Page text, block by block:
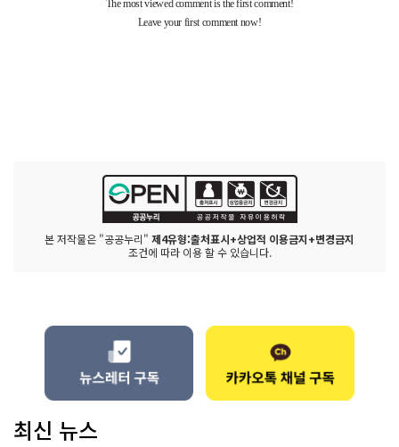
본 저작물은 "공공누리" 제4유형:출처표시+상업적 이용금지+변경금지
조건에 따라 이용 할 수 있습니다.
최신 뉴스